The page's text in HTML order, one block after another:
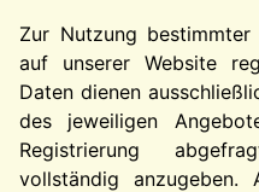
Zur Nutzung
auf unserer Website
Daten dienen
des jeweiligen
Registrierung
vollständig